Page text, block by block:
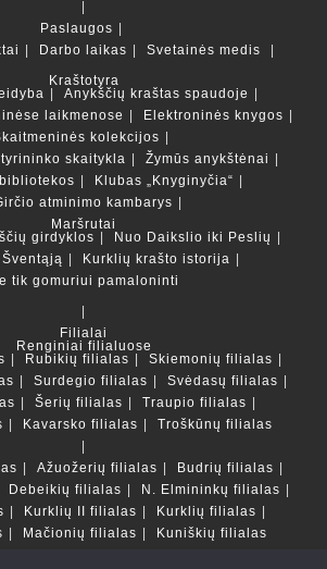
Paslaugos
Darbo laikas
Svetainės medis
Kraštotyra
Anykščių kraštas spaudoje
laikmenose
Elektroninės knygos
kolekcijos
skaitykla
Žymūs anykštėnai
Klubas „Knyginyčia“
atminimo kambarys
Maršrutai
girdyklos
Nuo Daikslio iki Peslių
Kurklių krašto istorija
tik gomuriui pamaloninti
Filialai
Renginiai filialuose
Rubikių filialas
Skiemonių filialas
Surdegio filialas
Svėdasų filialas
Šerių filialas
Traupio filialas
Kavarsko filialas Troškūnų filialas
Ažuožerių filialas
Budrių filialas
Debeikių filialas
N. Elmininkų filialas
Kurklių II filialas
Kurklių filialas
Mačionių filialas Kuniškių filialas